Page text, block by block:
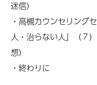
迷信）
・高槻カウンセリング
人・治らない人」（７）
想）
・終わりに